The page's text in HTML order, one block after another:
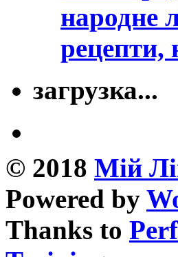
народне
рецепти,
загрузка...
© 2018 Mій
Powered by
Thanks to